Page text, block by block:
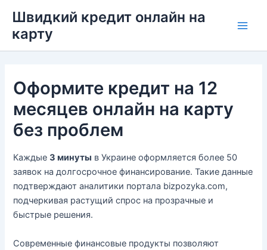
вмісту
Швидкий кредит онлайн на
карту
Оформите кредит на 12
месяцев онлайн на карту
без проблем
Каждые3 минуты в Украине оформляется более 50
заявок на долгосрочное финансирование. Такие данные
подтверждают аналитики портала bizpozyka.com,
подчеркивая растущий спрос на прозрачные и
быстрые решения.
Современные финансовые продукты позволяют